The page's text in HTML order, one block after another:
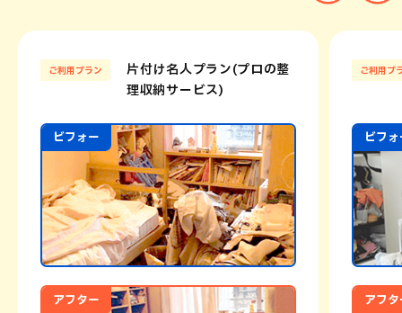
ご利用プラン
片付け名人プラン(プロの整
理収納サービス)
ビフォー
アフター
ご利用プ
ビフ
アフ